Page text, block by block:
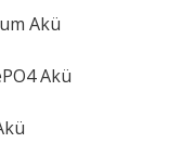
Akü
Akü